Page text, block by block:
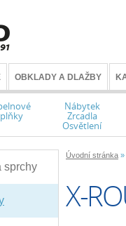
OBKLADY A DLAŽBY
Nábytek
Zrcadla
Osvětlení
sprchy
Úvodní stránka »
X-